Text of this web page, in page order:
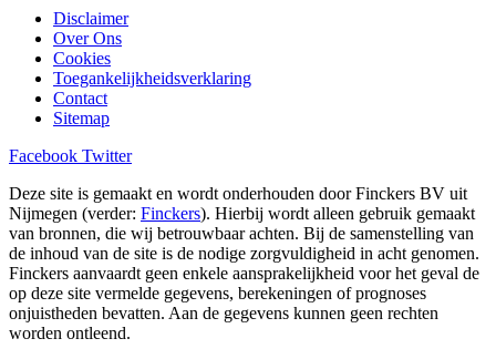
Disclaimer
Over Ons
Cookies
Toegankelijkheidsverklaring
Contact
Sitemap
Facebook Twitter
Deze site is gemaakt en wordt onderhouden door Finckers BV uit
Nijmegen (verder: Finckers). Hierbij wordt alleen gebruik gemaakt
van bronnen, die wij betrouwbaar achten. Bij de samenstelling van
de inhoud van de site is de nodige zorgvuldigheid in acht genomen.
Finckers aanvaardt geen enkele aansprakelijkheid voor het geval de
op deze site vermelde gegevens, berekeningen of prognoses
onjuistheden bevatten. Aan de gegevens kunnen geen rechten
worden ontleend.